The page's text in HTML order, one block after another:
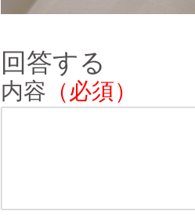
回答する
内容 （必須）